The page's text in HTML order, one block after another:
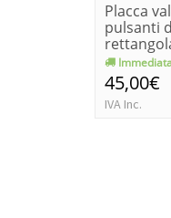
Placca
pulsanti
45,00€
IVA Inc.